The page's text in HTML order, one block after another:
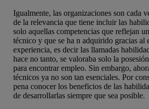
Igualmente, las organizaciones son cada
de la relevancia que tiene incluir las
solo aquellas competencias que reflejan
técnico y que se ha n adquirido gracias al
experiencia, es decir las llamadas
hace no tanto, se valoraba solo la
para encontrar empleo. Sin embargo,
técnicos ya no son tan esenciales. Por
pena conocer los beneficios de las
de desarrollarlas siempre que sea posible.